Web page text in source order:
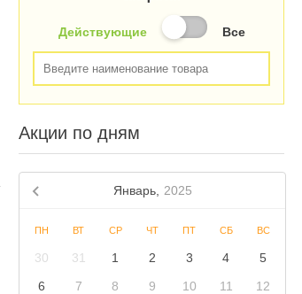
Действующие Все
Акции по дням
Январь, 2025
ПН ВТ СР ЧТ ПТ СБ ВС
30 31 1 2 3 4
5
6
7 8 9 10 11
12